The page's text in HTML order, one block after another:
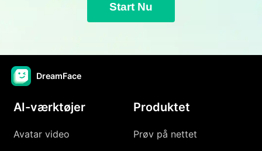
Start Nu
DreamFace
AI-værktøjer
Avatar video
Produktet
Prøv på nettet